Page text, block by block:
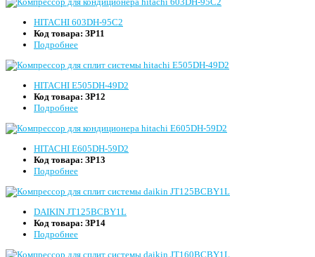
HITACHI 603DH-95C2
Код товара: ЗР11
Подробнее
HITACHI E505DH-49D2
Код товара: ЗР12
Подробнее
HITACHI E605DH-59D2
Код товара: ЗР13
Подробнее
DAIKIN JT125BCBY1L
Код товара: ЗР14
Подробнее